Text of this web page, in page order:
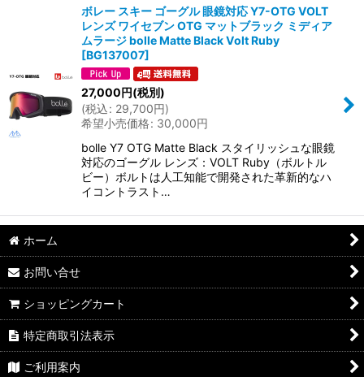
ボレー スキー ゴーグル 眼鏡対応 Y7-OTG VOLT
レンズ ワイセブン OTG マットブラック ミディア
ムラージ bolle Matte Black Volt Ruby
[BG137007]
27,000円(税別)
(税込: 29,700円)
希望小売価格: 30,000円
bolle Y7 OTG Matte Black スタイリッシュな眼鏡
対応のゴーグル レンズ：VOLT Ruby（ボルトル
ビー）ボルトは人工知能で開発された革新的なハ
イコントラスト…
ホーム
お問い合せ
ショッピングカート
特定商取引法表示
ご利用案内